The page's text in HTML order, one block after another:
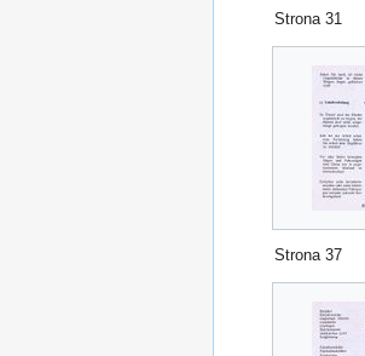
Strona 31
Strona 37